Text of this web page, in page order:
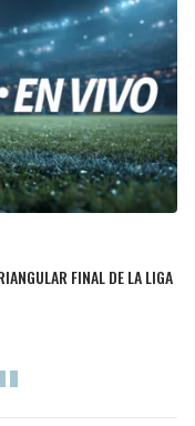
FINAL DE LA LIGA